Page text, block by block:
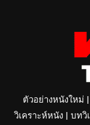
ตัวอย่างหนังใหม่
วิเคราะห์หนัง | บท